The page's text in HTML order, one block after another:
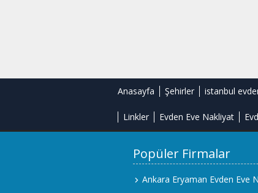
Anasayfa Şehirler istanbul
Linkler Evden Eve Nakliyat
Popüler Firmalar
Ankara Eryaman Evden Eve